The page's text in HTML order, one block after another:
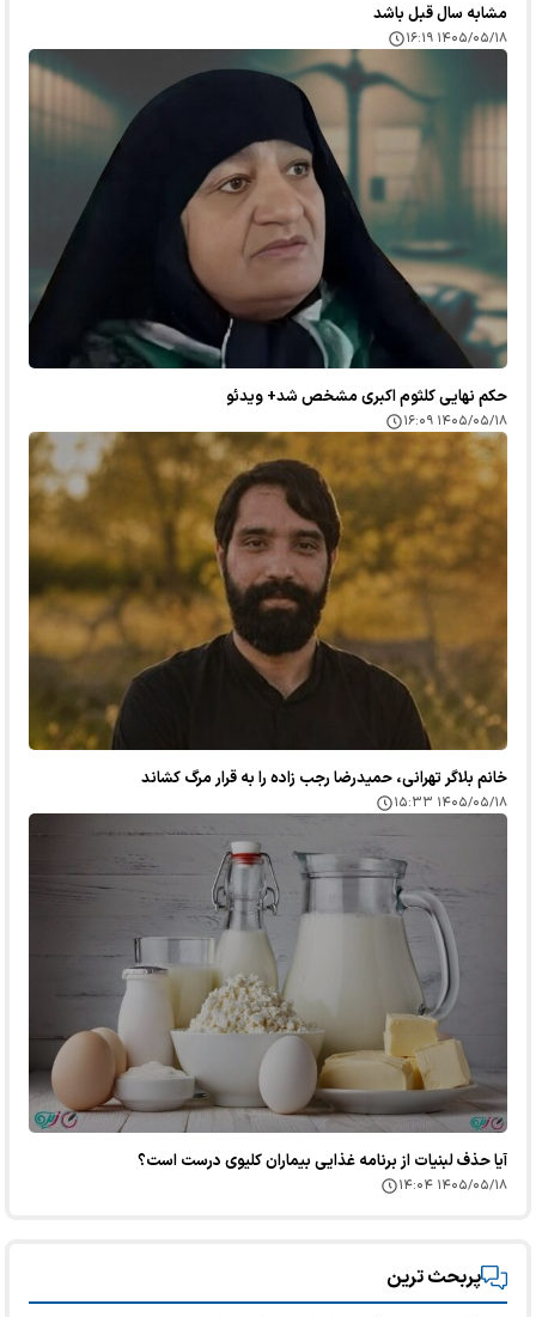
مشابه سال قبل باشد
۱۴۰۵/۰۵/۱۸ ۱۶:۱۹
حکم نهایی کلثوم اکبری مشخص شد+ ویدئو
۱۴۰۵/۰۵/۱۸ ۱۶:۰۹
خانم بلاگر تهرانی، حمیدرضا رجب زاده را به قرار مرگ کشاند
۱۴۰۵/۰۵/۱۸ ۱۵:۳۳
آیا حذف لبنیات از برنامه غذایی بیماران کلیوی درست است؟
۱۴۰۵/۰۵/۱۸ ۱۴:۰۴
پربحث ترین